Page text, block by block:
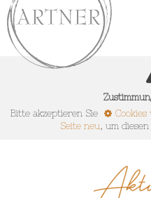
Bitte akzeptieren Sie
Cookies
Seite neu, um